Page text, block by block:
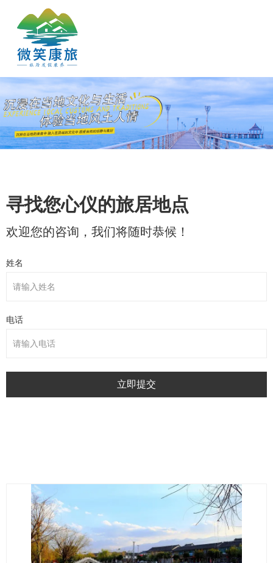
寻找您心仪的旅居地点
欢迎您的咨询，我们将随时恭候！
姓名
电话
立即提交